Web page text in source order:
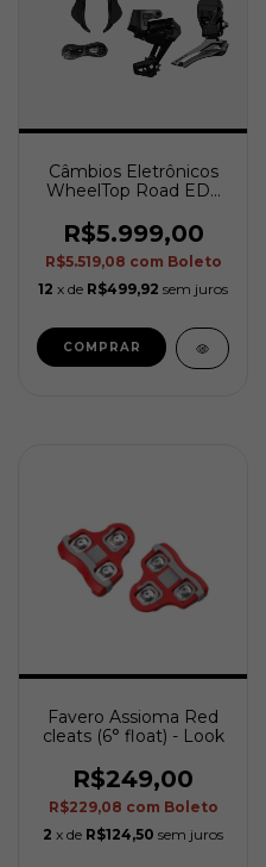
Câmbios Eletrônicos
WheelTop Road EDS
R$5.999,00
R$5.519,08 com Boleto
12 x de R$499,92 sem juros
Favero Assioma Red
cleats (6° float) - Look
R$249,00
R$229,08 com Boleto
2 x de R$124,50 sem juros